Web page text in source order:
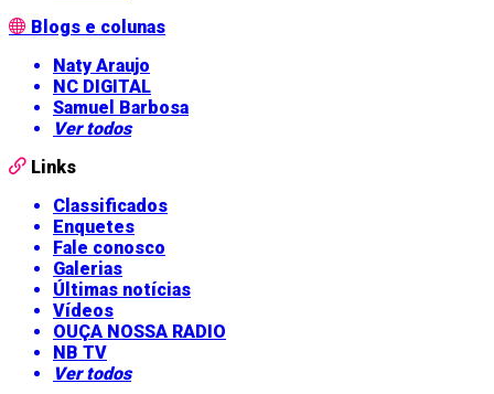
Blogs e colunas
Naty Araujo
NC DIGITAL
Samuel Barbosa
Ver todos
Links
Classificados
Enquetes
Fale conosco
Galerias
Últimas notícias
Vídeos
OUÇA NOSSA RADIO
NB TV
Ver todos